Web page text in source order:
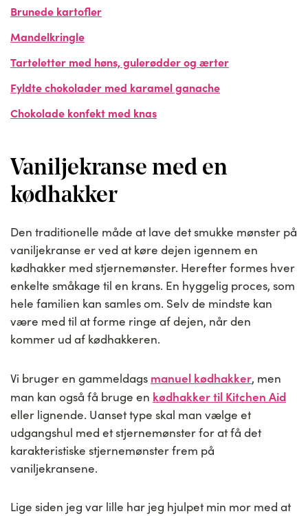
Brunede kartofler
Mandelkringle
Tarteletter med høns, gulerødder og ærter
Fyldte chokolader med karamel ganache
Chokolade konfekt med knas
Vaniljekranse med en
kødhakker
Den traditionelle måde at lave det smukke mønster på
vaniljekranse er ved at køre dejen igennem en
kødhakker med stjernemønster. Herefter formes hver
enkelte småkage til en krans. En hyggelig proces, som
hele familien kan samles om. Selv de mindste kan
være med til at forme ringe af dejen, når den
kommer ud af kødhakkeren.
Vi bruger en gammeldags manuel kødhakker, men
man kan også få bruge en kødhakker til Kitchen Aid
eller lignende. Uanset type skal man vælge et
udgangshul med et stjernemønster for at få det
karakteristiske stjernemønster frem på
vaniljekransene.
Lige siden jeg var lille har jeg hjulpet min mor med at